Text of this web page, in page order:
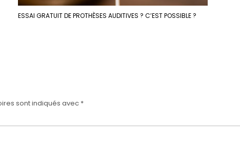
ESSAI GRATUIT DE PROTHÈSES AUDITIVES ? C’EST POSSIBLE ?
sont indiqués avec *